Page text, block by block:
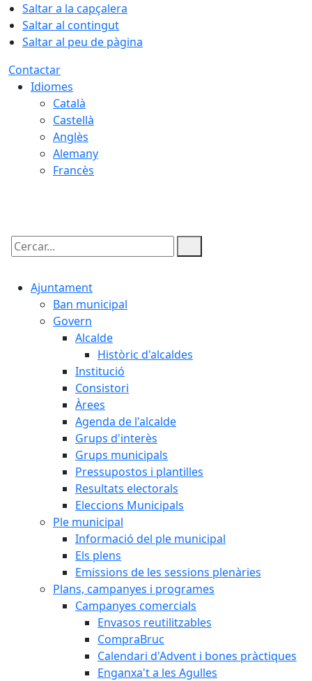
Saltar a la capçalera
Saltar al contingut
Saltar al peu de pàgina
Contactar
Idiomes
Català
Castellà
Anglès
Alemany
Francès
Cercar:
Ajuntament
Ban municipal
Govern
Alcalde
Històric d'alcaldes
Institució
Consistori
Àrees
Agenda de l'alcalde
Grups d'interès
Grups municipals
Pressupostos i plantilles
Resultats electorals
Eleccions Municipals
Ple municipal
Informació del ple municipal
Els plens
Emissions de les sessions plenàries
Plans, campanyes i programes
Campanyes comercials
Envasos reutilitzables
CompraBruc
Calendari d'Advent i bones pràctiques
Enganxa't a les Agulles